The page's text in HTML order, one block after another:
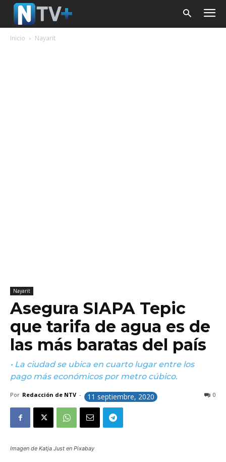
Inicio Nayarit
Nayarit
Asegura SIAPA Tepic
que tarifa de agua es de
las más baratas del país
• La ciudad se ubica en cuarto lugar entre los
pago más económicos por metro cúbico.
Por Redacción de NTV - 11 septiembre, 2020 0
Imagen de Katja Just en Pixabay